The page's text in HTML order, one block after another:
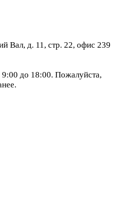
Вал, д. 11, стр. 22, офис 239
до 18:00. Пожалуйста,